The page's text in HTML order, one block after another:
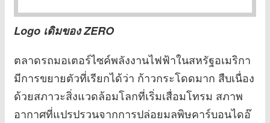
Logo เดิมของ ZERO
ตลาดรถมอเตอร์ไซค์พลังงานไฟฟ้าในสหรัฐอเมริกา
มีการขยายตัวที่เรียกได้ว่า ก้าวกระโดดมาก สืบเนื่อง
ด้วยสภาวะสิ่งแวดล้อมโลกที่เริ่มเสื่อมโทรม สภาพ
อากาศที่แปรปรวนจากการปล่อยมลพิษคาร์บอนไดอ๊